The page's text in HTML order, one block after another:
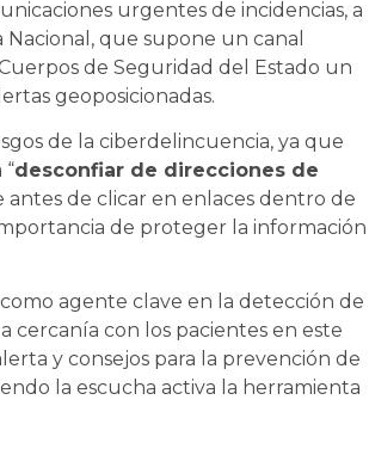
urgentes de incidencias, a
Nacional, que supone un canal
de Seguridad del Estado un
geoposicionadas.
de la ciberdelincuencia, ya que
desconfiar de direcciones de
antes de clicar en enlaces dentro de
de proteger la información
agente clave en la detección de
cercanía con los pacientes en este
y consejos para la prevención de
la escucha activa la herramienta